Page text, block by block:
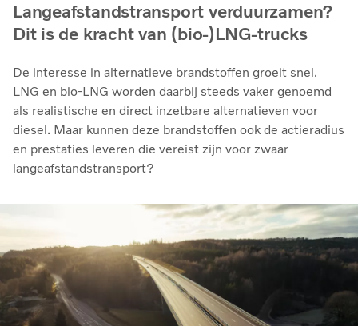
Langeafstandstransport verduurzamen?
Dit is de kracht van (bio-)LNG-trucks
De interesse in alternatieve brandstoffen groeit snel.
LNG en bio‑LNG worden daarbij steeds vaker genoemd
als realistische en direct inzetbare alternatieven voor
diesel. Maar kunnen deze brandstoffen ook de actieradius
en prestaties leveren die vereist zijn voor zwaar
langeafstandstransport?